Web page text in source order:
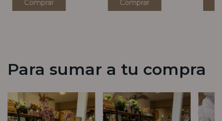
Para sumar a tu compra